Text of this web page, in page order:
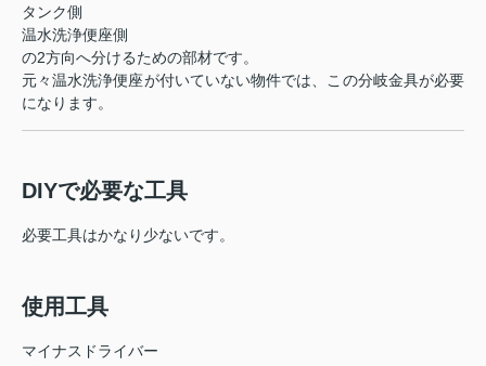
タンク側
温水洗浄便座側
の2方向へ分けるための部材です。
元々温水洗浄便座が付いていない物件では、この分岐金具が必要
になります。
DIYで必要な工具
必要工具はかなり少ないです。
使用工具
マイナスドライバー